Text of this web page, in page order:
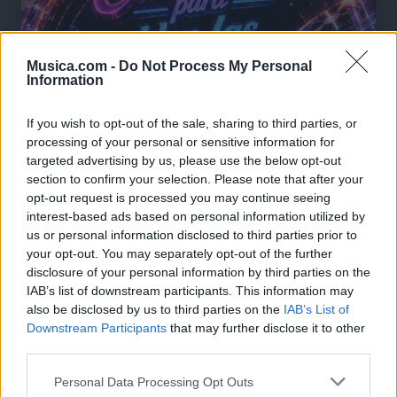
Musica.com - Do Not Process My Personal
Information
If you wish to opt-out of the sale, sharing to third parties, or
processing of your personal or sensitive information for
targeted advertising by us, please use the below opt-out
section to confirm your selection. Please note that after your
opt-out request is processed you may continue seeing
interest-based ads based on personal information utilized by
us or personal information disclosed to third parties prior to
your opt-out. You may separately opt-out of the further
disclosure of your personal information by third parties on the
IAB’s list of downstream participants. This information may
also be disclosed by us to third parties on the IAB’s List of
Downstream Participants that may further disclose it to other
Personal Data Processing Opt Outs
🪐🚀 Canciones para Ver las Estrellas:
Psicodelia y Space Rock 🎸✨
🌌🚀 Viaje intergaláctico: la mejor selección de
psicodelia, space rock y atmósferas cósmicas para
tus noches de astronomía. 🪐🎸 Desconecta, mira
al firmamento y siente la gravedad cero. 💾 ¡Guarda
esta colección para tu próxima noche estrellada!